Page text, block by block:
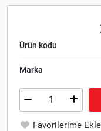
Ürün kodu
Marka
Favorilerime Ekle